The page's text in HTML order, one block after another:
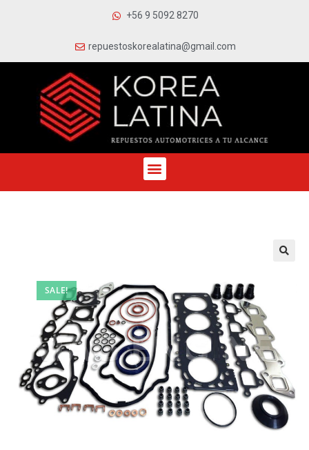
+56 9 5092 8270
repuestoskorealatina@gmail.com
SALE!